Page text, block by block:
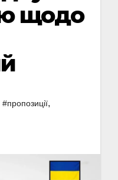
щодо
#пропозиції,